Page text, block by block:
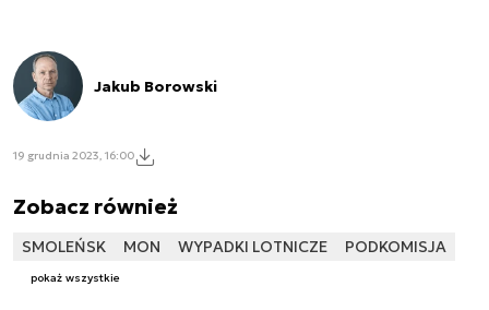
Jakub Borowski
19 grudnia 2023, 16:00
Zobacz również
SMOLEŃSK MON WYPADKI LOTNICZE PODKOMISJA
pokaż wszystkie